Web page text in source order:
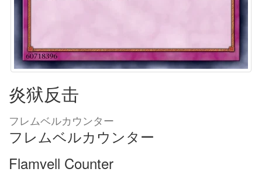
炎狱反击
フレムベルカウンター
フレムベルカウンター
Flamvell Counter